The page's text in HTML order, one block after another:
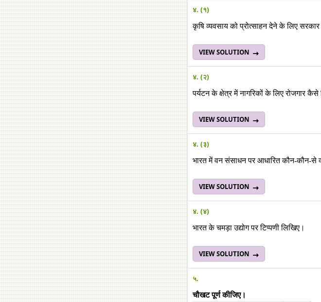
४. (१)
कृषि व्यवसाय को प्रोत्साहन देने के लिए
VIEW SOLUTION
४. (२)
पर्यटन के क्षेत्र में नागरिकों के लिए रोजगार कैसे
VIEW SOLUTION
४. (३)
भारत में वन संसाधन पर आधारित कौन-कौन-से
VIEW SOLUTION
४. (४)
भारत के चमड़ा उद्योग पर टिप्पणी लिखिए।
VIEW SOLUTION
५.
चौखट पूर्ण कीजिए।